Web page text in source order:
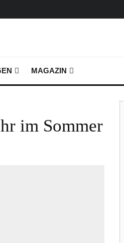
MAGAZIN
im Sommer